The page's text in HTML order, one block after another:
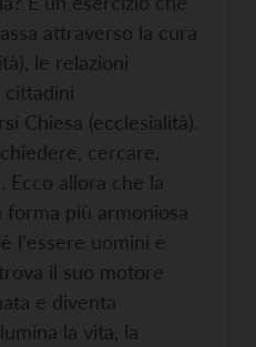
attraverso la cura
le relazioni
cittadini
Chiesa (ecclesialità).
cercare,
Ecco allora che la
forma più armoniosa
l'essere uomini e
il suo motore
e diventa
la vita, la